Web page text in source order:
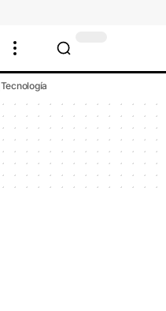
Tecnología